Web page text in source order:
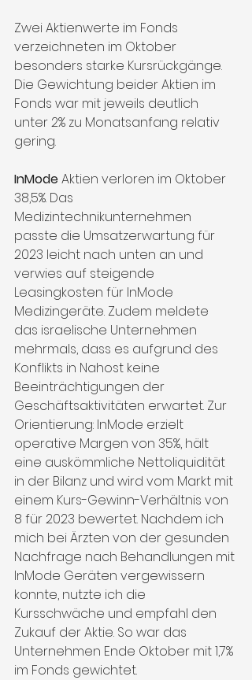
Zwei Aktienwerte im Fonds
verzeichneten im Oktober
besonders starke Kursrückgänge.
Die Gewichtung beider Aktien im
Fonds war mit jeweils deutlich
unter 2% zu Monatsanfang relativ
gering.
InMode Aktien verloren im Oktober
38,5%. Das
Medizintechnikunternehmen
passte die Umsatzerwartung für
2023 leicht nach unten an und
verwies auf steigende
Leasingkosten für InMode
Medizingeräte. Zudem meldete
das israelische Unternehmen
mehrmals, dass es aufgrund des
Konflikts in Nahost keine
Beeinträchtigungen der
Geschäftsaktivitäten erwartet. Zur
Orientierung: InMode erzielt
operative Margen von 35%, hält
eine auskömmliche Nettoliquidität
in der Bilanz und wird vom Markt mit
einem Kurs-Gewinn-Verhältnis von
8 für 2023 bewertet. Nachdem ich
mich bei Ärzten von der gesunden
Nachfrage nach Behandlungen mit
InMode Geräten vergewissern
konnte, nutzte ich die
Kursschwäche und empfahl den
Zukauf der Aktie. So war das
Unternehmen Ende Oktober mit 1,7%
im Fonds gewichtet.